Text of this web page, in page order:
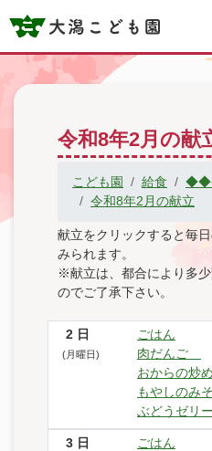
令和8年2月の献
こども園 給食
◆◆
令和8年2月の献立
献立をクリックすると毎
みられます。
※献立は、都合により多
のでご了承下さい。
2 日
(月曜日)
ごはん
肉だんご
おからの炒
もやしのみ
ぶどうゼリー
3 日
ごはん